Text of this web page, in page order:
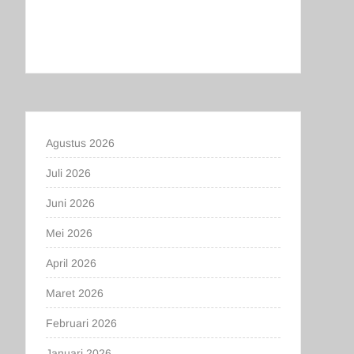
Agustus 2026
Juli 2026
Juni 2026
Mei 2026
April 2026
Maret 2026
Februari 2026